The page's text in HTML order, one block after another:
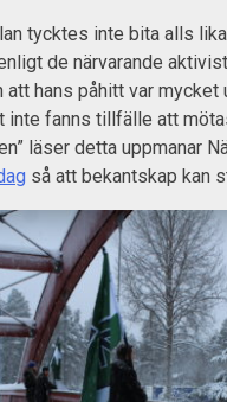
tycktes inte bita alls
de närvarande
att hans påhitt var mycket
inte fanns tillfälle att
läser detta uppmanar
så att bekantskap kan